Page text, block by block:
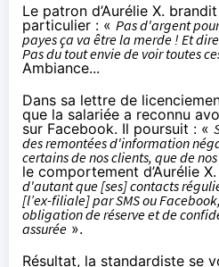
Le patron d’Aurélie X.
particulier : « Pas d'argent
payes ça va être la merde ! Et
Pas du tout envie de voir toutes
Ambiance...
Dans sa lettre de
que la salariée a reconnu
sur Facebook. Il poursuit : «
des remontées d'information
certains de nos clients, que de
le comportement d’Aurélie
d'autant que [ses] contacts
[l’ex-filiale] par SMS ou
obligation de réserve et de
assurée ».
Résultat, la standardiste se